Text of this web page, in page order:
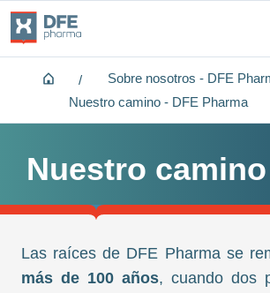
Home
Sobre nosotros - DFE
Nuestro camino - DFE Pharma
Nuestro camino
Las raíces de DFE Pharma se
más de 100 años, cuando dos